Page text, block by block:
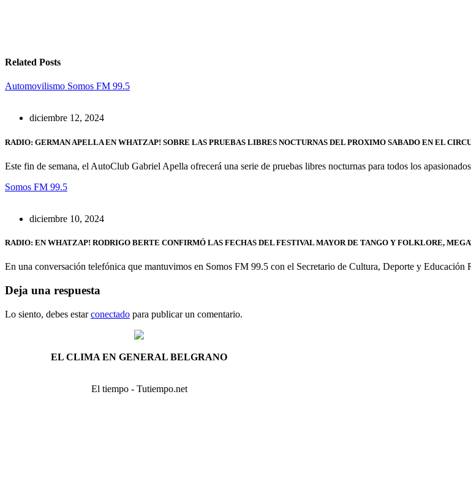
Related Posts
Automovilismo Somos FM 99.5
diciembre 12, 2024
RADIO: GERMAN APELLA EN WHATZAP! SOBRE LAS PRUEBAS LIBRES NOCTURNAS DEL PROXIMO SABADO EN EL
Este fin de semana, el AutoClub Gabriel Apella ofrecerá una serie de pruebas libres nocturnas para todos los
Somos FM 99.5
diciembre 10, 2024
RADIO: EN WHATZAP! RODRIGO BERTE CONFIRMÓ LAS FECHAS DEL FESTIVAL MAYOR DE TANGO Y FOLKLORE,
En una conversación telefónica que mantuvimos en Somos FM 99.5 con el Secretario de Cultura, Deporte y Educación
Deja una respuesta
Lo siento, debes estarconectado para publicar un comentario.
EL CLIMA EN GENERAL BELGRANO
El tiempo - Tutiempo.net